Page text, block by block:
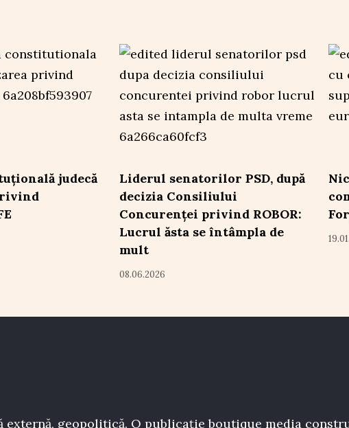
judecă
Liderul senatorilor PSD, după
decizia Consiliului
Concurenței privind ROBOR:
Lucrul ăsta se întâmpla de
mult
08.06.2026
geopolitică. O publicație boutique media